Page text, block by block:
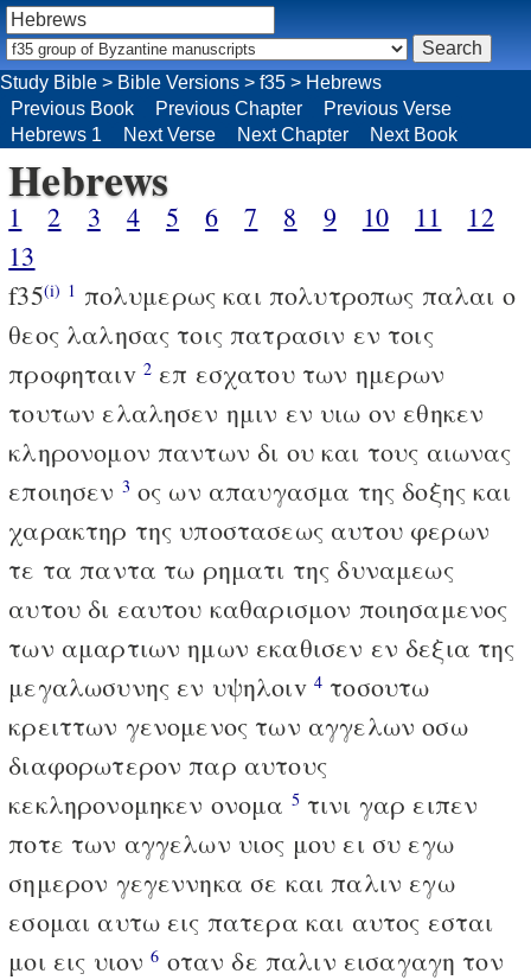
Study Bible > Bible Versions > f35 > Hebrews
Previous Book
Previous Chapter
Previous Verse
Hebrews 1
Next Verse Next Chapter Next Book
Hebrews
1 2 3 4 5 6 7 8 9 10 11
12
13
f35(i) 1 πολυμερως και πολυτροπως παλαι ο
θεος λαλησας τοις πατρασιν εν τοις
προφηταιv 2 επ εσχατου των ημερων
τουτων ελαλησεν ημιν εν υιω ον εθηκεν
κληρονομον παντων δι ου και τους αιωνας
εποιησεν 3 ος ων απαυγασμα της δοξης και
χαρακτηρ της υποστασεως αυτου φερων
τε τα παντα τω ρηματι της δυναμεως
αυτου δι εαυτου καθαρισμον ποιησαμενος
των αμαρτιων ημων εκαθισεν εν δεξια της
μεγαλωσυνης εν υψηλοιv 4 τοσουτω
κρειττων γενομενος των αγγελων οσω
διαφορωτερον παρ αυτους
κεκληρονομηκεν ονομα 5 τινι γαρ ειπεν
ποτε των αγγελων υιος μου ει συ εγω
σημερον γεγεννηκα σε και παλιν εγω
εσομαι αυτω εις πατερα και αυτος εσται
μοι εις υιον6 οταν δε παλιν εισαγαγη τον